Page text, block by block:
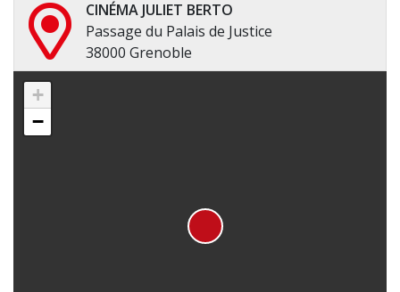
CINÉMA JULIET BERTO
Passage du Palais de Justice
38000 Grenoble
+
−